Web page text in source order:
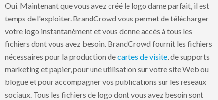
Oui. Maintenant que vous avez créé le logo dame parfait, il est
temps de l'exploiter. BrandCrowd vous permet de télécharger
votre logo instantanément et vous donne accès à tous les
fichiers dont vous avez besoin. BrandCrowd fournit les fichiers
nécessaires pour la production decartes de visite , de supports
marketing et papier, pour une utilisation sur votre site Web ou
blogue et pour accompagner vos publications sur les réseaux
sociaux. Tous les fichiers de logo dont vous avez besoin sont